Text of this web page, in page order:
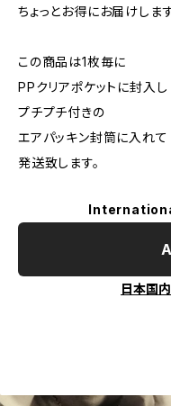
ちょっとお得にお届けします
この商品は1枚毎に
PPクリアポケットに封入し
プチプチ付きの
エアパッキン封筒に入れて
発送致します。
日本国